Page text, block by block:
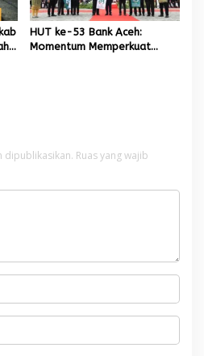
HUT ke-53 Bank Aceh:
Momentum Memperkuat
dipublikasikan. Ruas yang wajib